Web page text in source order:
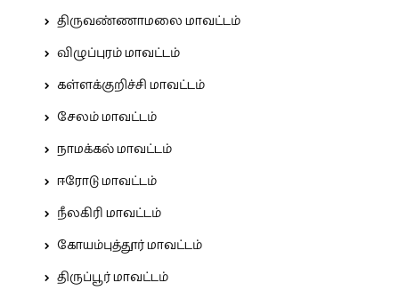
திருவண்ணாமலை மாவட்டம்
விழுப்புரம் மாவட்டம்
கள்ளக்குறிச்சி மாவட்டம்
சேலம் மாவட்டம்
நாமக்கல் மாவட்டம்
ஈரோடு மாவட்டம்
நீலகிரி மாவட்டம்
கோயம்புத்தூர் மாவட்டம்
திருப்பூர் மாவட்டம்